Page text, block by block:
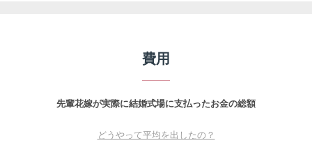
費用
先輩花嫁が実際に結婚式場に支払ったお金の総額
どうやって平均を出したの？